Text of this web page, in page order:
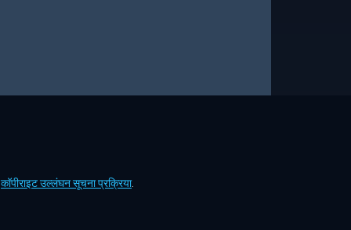
कॉपीराइट उल्लंघन सूचना प्रक्रिया.